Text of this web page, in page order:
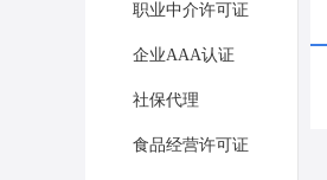
职业中介许可证
企业AAA认证
社保代理
食品经营许可证